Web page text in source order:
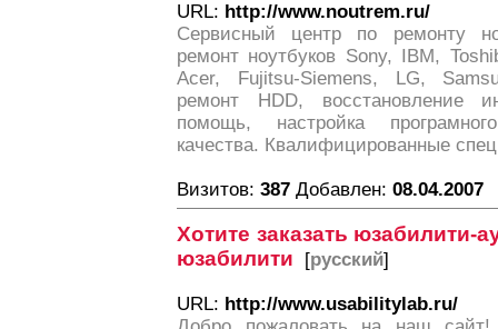
URL: http://www.noutrem.ru/
Сервисный центр по ремонту
ремонт ноутбуков Sony, IBM,
Acer, Fujitsu-Siemens, LG,
ремонт HDD, восстановление
помощь, настройка
качества. Квалифицированные
Визитов: 387 Добавлен: 08.04.2007
Хотите заказать юзабилити-
юзабилити [русский]
URL: http://www.usabilitylab.ru/